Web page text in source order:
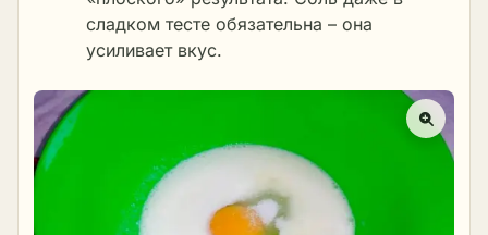
сладком тесте обязательна – она
усиливает вкус.